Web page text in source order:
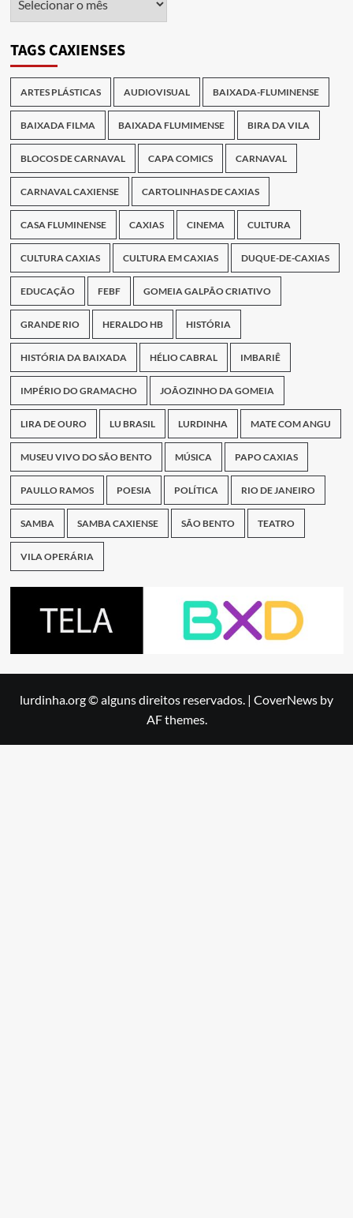
TAGS CAXIENSES
ARTES PLÁSTICAS AUDIOVISUAL BAIXADA-FLUMINENSE
BAIXADA FILMA BAIXADA FLUMIMENSE BIRA DA VILA
BLOCOS DE CARNAVAL CAPA COMICS CARNAVAL
CARNAVAL CAXIENSE CARTOLINHAS DE CAXIAS
CASA FLUMINENSE CAXIAS CINEMA CULTURA
CULTURA CAXIAS CULTURA EM CAXIAS DUQUE-DE-CAXIAS
EDUCAÇÃO FEBF GOMEIA GALPÃO CRIATIVO
GRANDE RIO HERALDO HB HISTÓRIA
HISTÓRIA DA BAIXADA HÉLIO CABRAL IMBARIÊ
IMPÉRIO DO GRAMACHO JOÃOZINHO DA GOMEIA
LIRA DE OURO LU BRASIL LURDINHA MATE COM ANGU
MUSEU VIVO DO SÃO BENTO MÚSICA PAPO CAXIAS
PAULLO RAMOS POESIA POLÍTICA RIO DE JANEIRO
SAMBA SAMBA CAXIENSE SÃO BENTO TEATRO
VILA OPERÁRIA
lurdinha.org © alguns direitos reservados. | CoverNews by
AF themes.